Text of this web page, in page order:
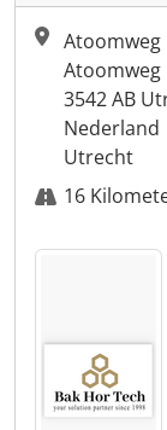
Atoomweg
Atoomweg
3542 AB
Nederland
Utrecht
16